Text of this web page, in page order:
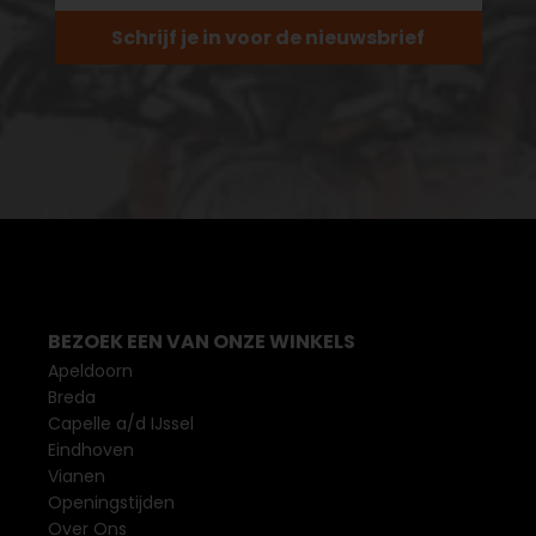
Schrijf je in voor de nieuwsbrief
BEZOEK EEN VAN ONZE WINKELS
Apeldoorn
Breda
Capelle a/d IJssel
Eindhoven
Vianen
Openingstijden
Over Ons